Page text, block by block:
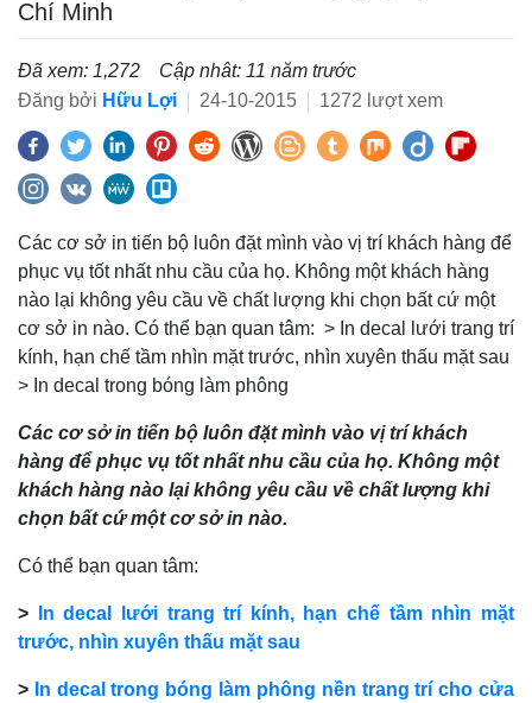
Chí Minh
Đã xem: 1,272
Cập nhât: 11 năm trước
Đăng bởi Hữu Lợi 24-10-2015 1272 lượt xem
Các cơ sở in tiến bộ luôn đặt mình vào vị trí khách hàng để
phục vụ tốt nhất nhu cầu của họ. Không một khách hàng
nào lại không yêu cầu về chất lượng khi chọn bất cứ một
cơ sở in nào. Có thể bạn quan tâm: > In decal lưới trang trí
kính, hạn chế tầm nhìn mặt trước, nhìn xuyên thấu mặt sau
> In decal trong bóng làm phông
Các cơ sở in tiến bộ luôn đặt mình vào vị trí khách
hàng để phục vụ tốt nhất nhu cầu của họ. Không một
khách hàng nào lại không yêu cầu về chất lượng khi
chọn bất cứ một cơ sở in nào.
Có thể bạn quan tâm:
>
In decal lưới trang trí kính, hạn chế tầm nhìn mặt
trước, nhìn xuyên thấu mặt sau
> In decal trong bóng làm phông nền trang trí cho cửa